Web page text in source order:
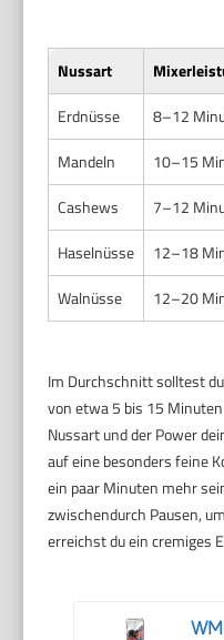
Nussart
Erdnüsse
8–12
Mandeln
10–15
Cashews
7–12
Haselnüsse
12–18
Walnüsse
12–20
Im Durchschnitt solltest
von etwa 5 bis 15
Nussart und der Power
auf eine besonders feine
ein paar Minuten mehr
zwischendurch Pausen,
erreichst du ein cremiges